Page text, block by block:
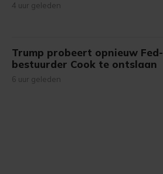
4 uur geleden
Trump probeert opnieuw Fed-
bestuurder Cook te ontslaan
6 uur geleden